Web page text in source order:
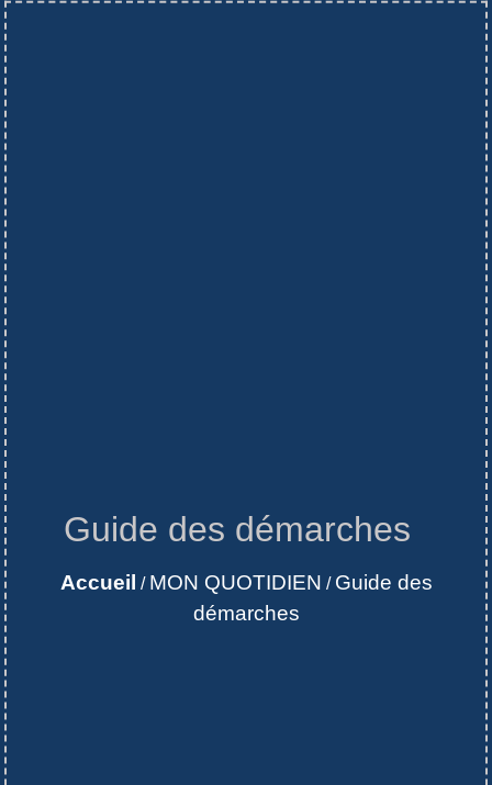
Guide des démarches
Accueil / MON QUOTIDIEN / Guide des
démarches